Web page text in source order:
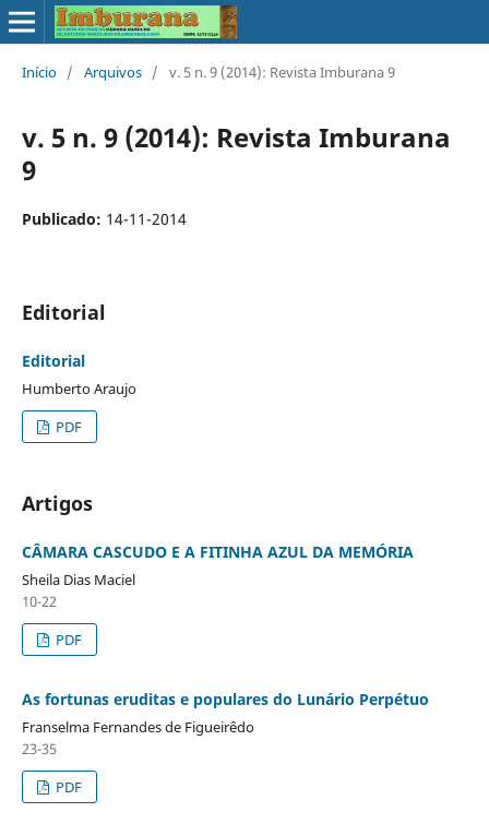
Início / Arquivos / v. 5 n. 9 (2014): Revista Imburana 9
v. 5 n. 9 (2014): Revista Imburana
9
Publicado: 14-11-2014
Editorial
Editorial
Humberto Araujo
PDF
Artigos
CÂMARA CASCUDO E A FITINHA AZUL DA MEMÓRIA
Sheila Dias Maciel
10-22
PDF
As fortunas eruditas e populares do Lunário Perpétuo
Franselma Fernandes de Figueirêdo
23-35
PDF